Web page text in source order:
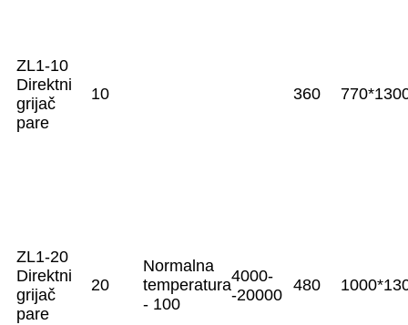
ZL1-10
Direktni
grijač
pare
10
Normalna
temperatura
- 100
4000-
-20000
360
ZL1-20
Direktni
grijač
pare
20 480